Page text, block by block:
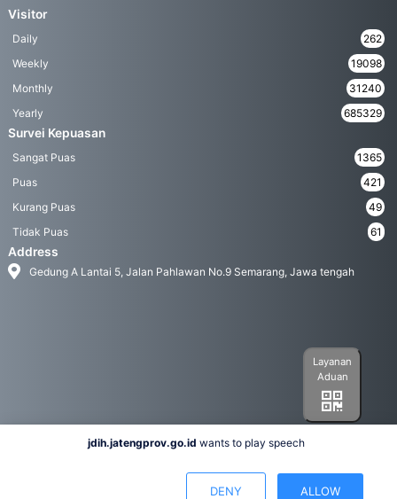
Visitor
Daily
262
Weekly
19098
Monthly
31240
Yearly
685329
Survei Kepuasan
Sangat Puas
1365
Puas
421
Kurang Puas
49
Tidak Puas
61
Address
Gedung A Lantai 5, Jalan Pahlawan No.9 Semarang, Jawa tengah
Layanan
Aduan
jdih.jatengprov.go.id wants to play speech
DENY ALLOW